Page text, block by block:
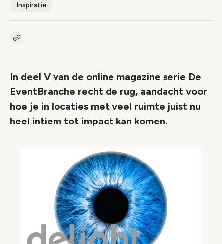
Inspiratie
Kopieer link naar artikel
In deel V van de online magazine serie De
EventBranche recht de rug, aandacht voor
hoe je in locaties met veel ruimte juist nu
heel intiem tot impact kan komen.